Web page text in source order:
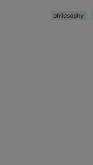
philosophy